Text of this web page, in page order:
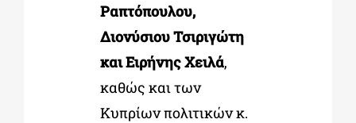
Ραπτόπουλου,
Διονύσιου Τσιριγώτη
και Ειρήνης Χειλά,
καθώς και των
Κυπρίων πολιτικών κ.